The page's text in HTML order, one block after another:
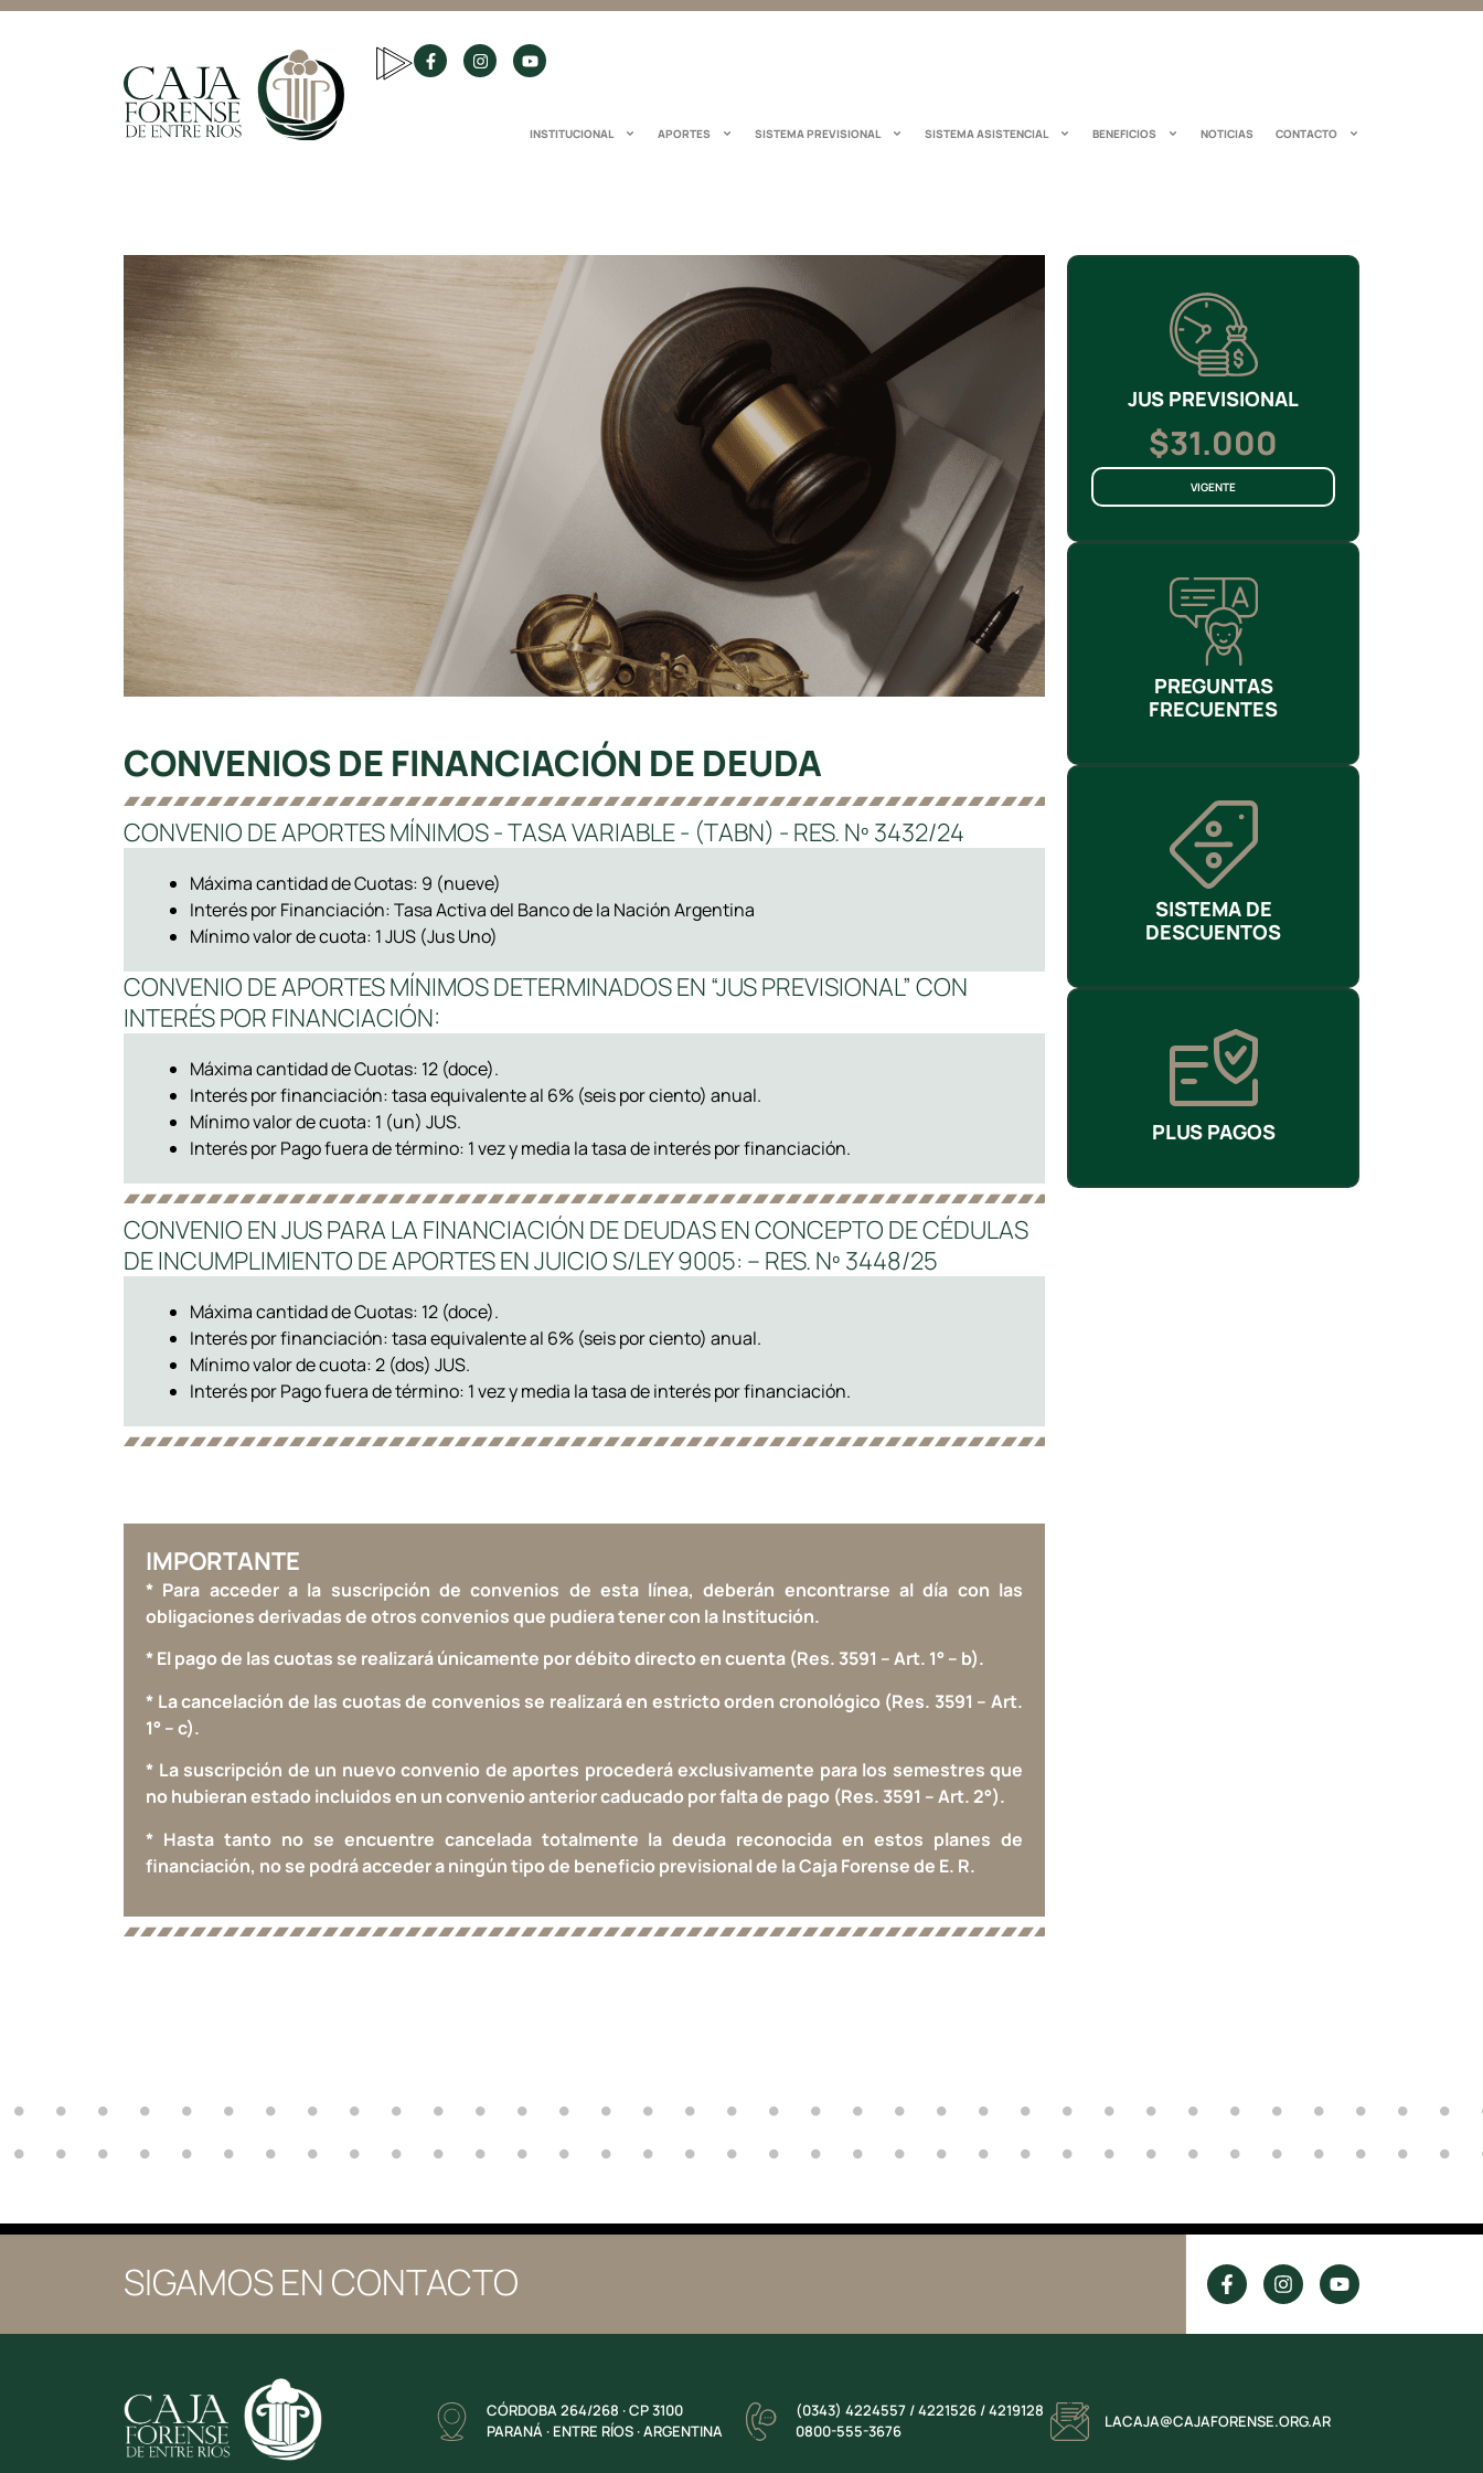
INSTITUCIONAL APORTES SISTEMA PREVISIONAL SISTEMA ASISTENCIAL BENEFICIOS NOTICIAS CONTACTO
CONVENIOS DE FINANCIACIÓN DE DEUDA
CONVENIO DE APORTES MÍNIMOS - TASA VARIABLE - (TABN) - RES. Nº 3432/24
Máxima cantidad de Cuotas: 9 (nueve)
Interés por Financiación: Tasa Activa del Banco de la Nación Argentina
Mínimo valor de cuota: 1 JUS (Jus Uno)
CONVENIO DE APORTES MÍNIMOS DETERMINADOS EN “JUS PREVISIONAL” CON
INTERÉS POR FINANCIACIÓN:
Máxima cantidad de Cuotas: 12 (doce).
Interés por financiación: tasa equivalente al 6% (seis por ciento) anual.
Mínimo valor de cuota: 1 (un) JUS.
Interés por Pago fuera de término: 1 vez y media la tasa de interés por financiación.
CONVENIO EN JUS PARA LA FINANCIACIÓN DE DEUDAS EN CONCEPTO DE CÉDULAS
DE INCUMPLIMIENTO DE APORTES EN JUICIO S/LEY 9005: – RES. Nº 3448/25
Máxima cantidad de Cuotas: 12 (doce).
Interés por financiación: tasa equivalente al 6% (seis por ciento) anual.
Mínimo valor de cuota: 2 (dos) JUS.
Interés por Pago fuera de término: 1 vez y media la tasa de interés por financiación.
IMPORTANTE
* Para acceder a la suscripción de convenios de esta línea, deberán encontrarse al día con las
obligaciones derivadas de otros convenios que pudiera tener con la Institución.
* El pago de las cuotas se realizará únicamente por débito directo en cuenta (Res. 3591 – Art. 1° – b).
* La cancelación de las cuotas de convenios se realizará en estricto orden cronológico (Res. 3591 – Art.
1° – c).
* La suscripción de un nuevo convenio de aportes procederá exclusivamente para los semestres que
no hubieran estado incluidos en un convenio anterior caducado por falta de pago (Res. 3591 – Art. 2°).
* Hasta tanto no se encuentre cancelada totalmente la deuda reconocida en estos planes de
financiación, no se podrá acceder a ningún tipo de beneficio previsional de la Caja Forense de E. R.
JUS PREVISIONAL
$31.000
VIGENTE
PREGUNTAS
FRECUENTES
SISTEMA DE
DESCUENTOS
PLUS PAGOS
SIGAMOS EN CONTACTO
CÓRDOBA 264/268 · CP 3100
PARANÁ · ENTRE RÍOS · ARGENTINA
(0343) 4224557 / 4221526 / 4219128
0800-555-3676
LACAJA@CAJAFORENSE.ORG.AR